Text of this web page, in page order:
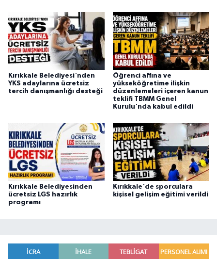
Kırıkkale Belediyesi'nden
YKS adaylarına ücretsiz
tercih danışmanlığı desteği
Öğrenci affına ve
yükseköğretime ilişkin
düzenlemeleri içeren kanun
teklifi TBMM Genel
Kurulu'nda kabul edildi
Kırıkkale Belediyesinden
ücretsiz LGS hazırlık
programı
Kırıkkale'de sporculara
kişisel gelişim eğitimi verildi